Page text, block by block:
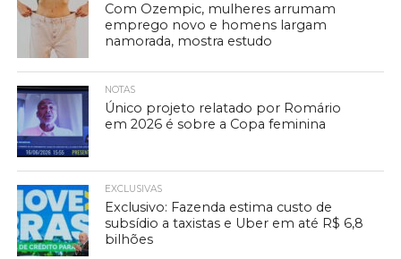
Com Ozempic, mulheres arrumam
emprego novo e homens largam
namorada, mostra estudo
NOTAS
Único projeto relatado por Romário
em 2026 é sobre a Copa feminina
EXCLUSIVAS
Exclusivo: Fazenda estima custo de
subsídio a taxistas e Uber em até R$ 6,8
bilhões